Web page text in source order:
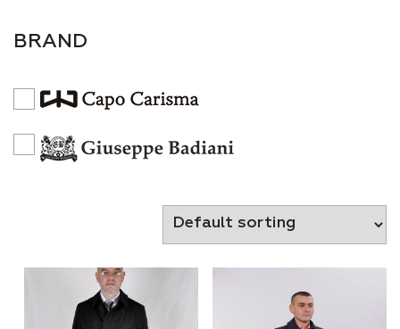
BRAND